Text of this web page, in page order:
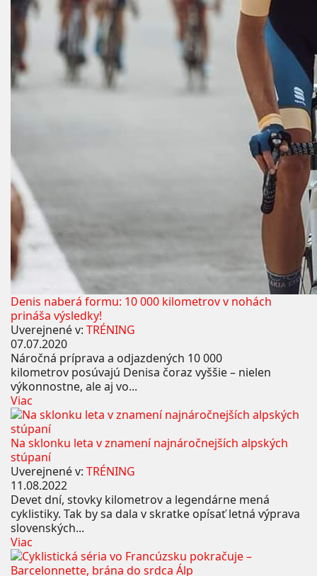
Denis naberá formu: 10 000 kilometrov v nohách
prináša výsledky!
Uverejnené v: TRÉNING
07.07.2020
Náročná príprava a odjazdených 10 000
kilometrov posúvajú Denisa čoraz vyššie – nielen
výkonnostne, ale aj vo...
Viac
Na sklonku leta v znamení najnáročnejších alpských
stúpaní
Uverejnené v: TRÉNING
11.08.2022
Devet dní, stovky kilometrov a legendárne mená
cyklistiky. Tak by sa dala v skratke opísať letná výprava
slovenských...
Viac